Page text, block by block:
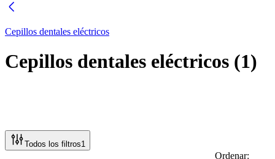
Cepillos dentales eléctricos
Cepillos dentales eléctricos (1)
Todos los filtros1
Ordenar: